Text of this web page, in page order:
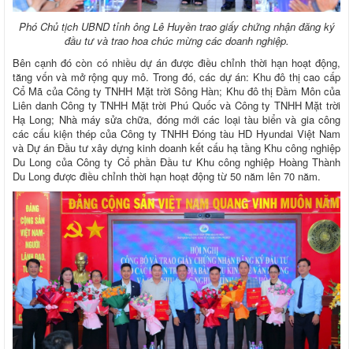
Phó Chủ tịch UBND tỉnh ông Lê Huyền trao giấy chứng nhận đăng ký
đầu tư và trao hoa chúc mừng các doanh nghiệp.
Bên cạnh đó còn có nhiều dự án được điều chỉnh thời hạn hoạt động,
tăng vốn và mở rộng quy mô. Trong đó, các dự án: Khu đô thị cao cấp
Cổ Mã của Công ty TNHH Mặt trời Sông Hàn; Khu đô thị Đầm Môn của
Liên danh Công ty TNHH Mặt trời Phú Quốc và Công ty TNHH Mặt trời
Hạ Long; Nhà máy sửa chữa, đóng mới các loại tàu biển và gia công
các cấu kiện thép của Công ty TNHH Đóng tàu HD Hyundai Việt Nam
và Dự án Đầu tư xây dựng kinh doanh kết cấu hạ tầng Khu công nghiệp
Du Long của Công ty Cổ phần Đầu tư Khu công nghiệp Hoàng Thành
Du Long được điều chỉnh thời hạn hoạt động từ 50 năm lên 70 năm.